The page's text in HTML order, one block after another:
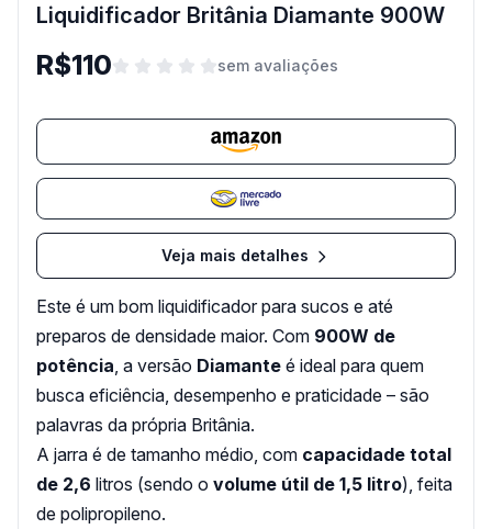
Liquidificador Britânia Diamante 900W
R$110 sem avaliações
Veja mais detalhes
Este é um bom liquidificador para sucos e até
preparos de densidade maior. Com 900W de
potência, a versão Diamante é ideal para quem
busca eficiência, desempenho e praticidade – são
palavras da própria Britânia.
A jarra é de tamanho médio, com capacidade total
de 2,6 litros (sendo o volume útil de 1,5 litro), feita
de polipropileno.